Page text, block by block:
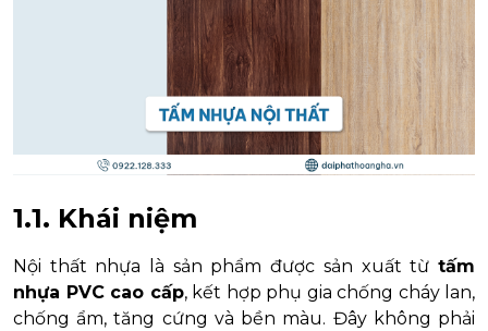
1.1. Khái niệm
Nội thất nhựa là sản phẩm được sản xuất từ tấm
nhựa PVC cao cấp, kết hợp phụ gia chống cháy lan,
chống ẩm, tăng cứng và bền màu. Đây không phải